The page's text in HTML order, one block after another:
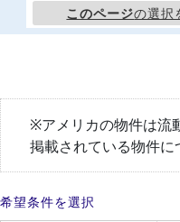
このページの選択
※アメリカの物件は流
掲載されている物件
希望条件を選択